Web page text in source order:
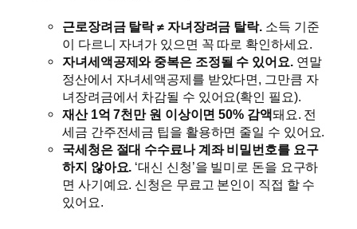
근로장려금 탈락 ≠ 자녀장려금 탈락. 소득 기준
이 다르니 자녀가 있으면 꼭 따로 확인하세요.
자녀세액공제와 중복은 조정될 수 있어요.연말
정산에서 자녀세액공제를 받았다면, 그만큼 자
녀장려금에서 차감될 수 있어요(확인 필요).
재산 1억 7천만 원 이상이면 50% 감액돼요. 전
세금 간주전세금 팁을 활용하면 줄일 수 있어요.
국세청은 절대 수수료나 계좌 비밀번호를 요구
하지 않아요. ‘대신 신청’을 빌미로 돈을 요구하
면 사기예요. 신청은 무료고 본인이 직접 할 수
있어요.